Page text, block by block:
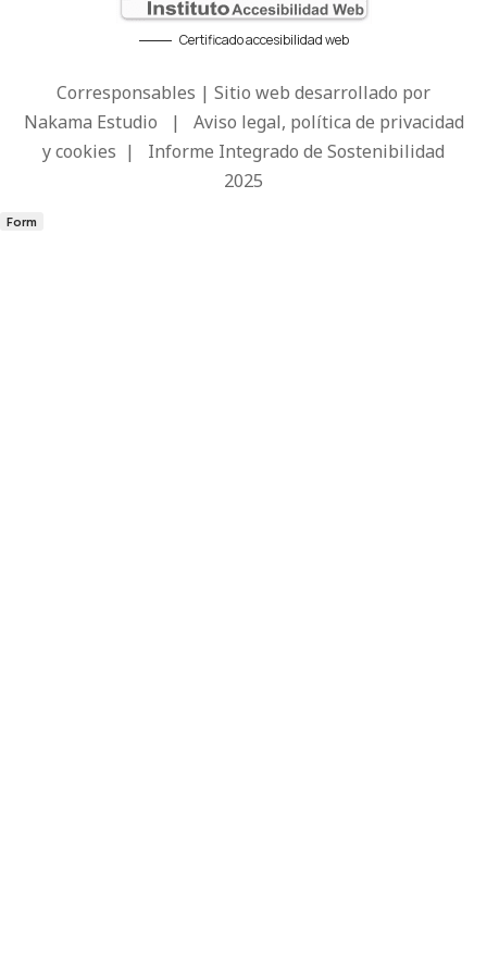
Certificado accesibilidad web
Corresponsables | Sitio web desarrollado por
Nakama Estudio | Aviso legal, política de privacidad
y cookies | Informe Integrado de Sostenibilidad
2025
Form